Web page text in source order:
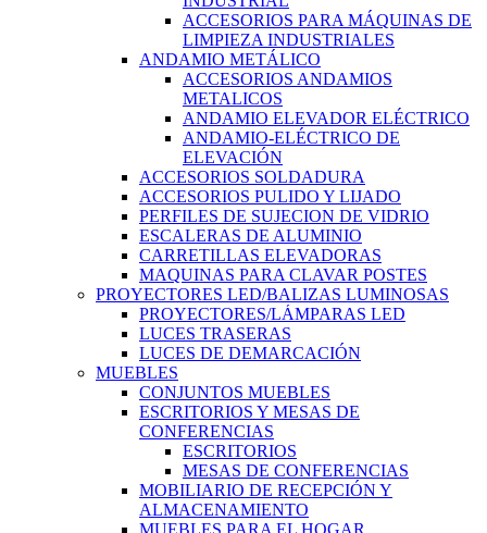
ACCESORIOS PARA MÁQUINAS DE
LIMPIEZA INDUSTRIALES
ANDAMIO METÁLICO
ACCESORIOS ANDAMIOS
METALICOS
ANDAMIO ELEVADOR ELÉCTRICO
ANDAMIO-ELÉCTRICO DE
ELEVACIÓN
ACCESORIOS SOLDADURA
ACCESORIOS PULIDO Y LIJADO
PERFILES DE SUJECION DE VIDRIO
ESCALERAS DE ALUMINIO
CARRETILLAS ELEVADORAS
MAQUINAS PARA CLAVAR POSTES
PROYECTORES LED/BALIZAS LUMINOSAS
PROYECTORES/LÁMPARAS LED
LUCES TRASERAS
LUCES DE DEMARCACIÓN
MUEBLES
CONJUNTOS MUEBLES
ESCRITORIOS Y MESAS DE
CONFERENCIAS
ESCRITORIOS
MESAS DE CONFERENCIAS
MOBILIARIO DE RECEPCIÓN Y
ALMACENAMIENTO